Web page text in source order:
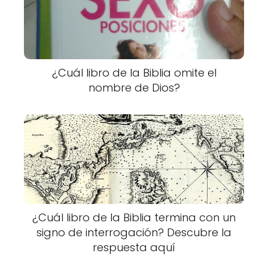
¿Cuál libro de la Biblia omite el
nombre de Dios?
¿Cuál libro de la Biblia termina con un
signo de interrogación? Descubre la
respuesta aquí